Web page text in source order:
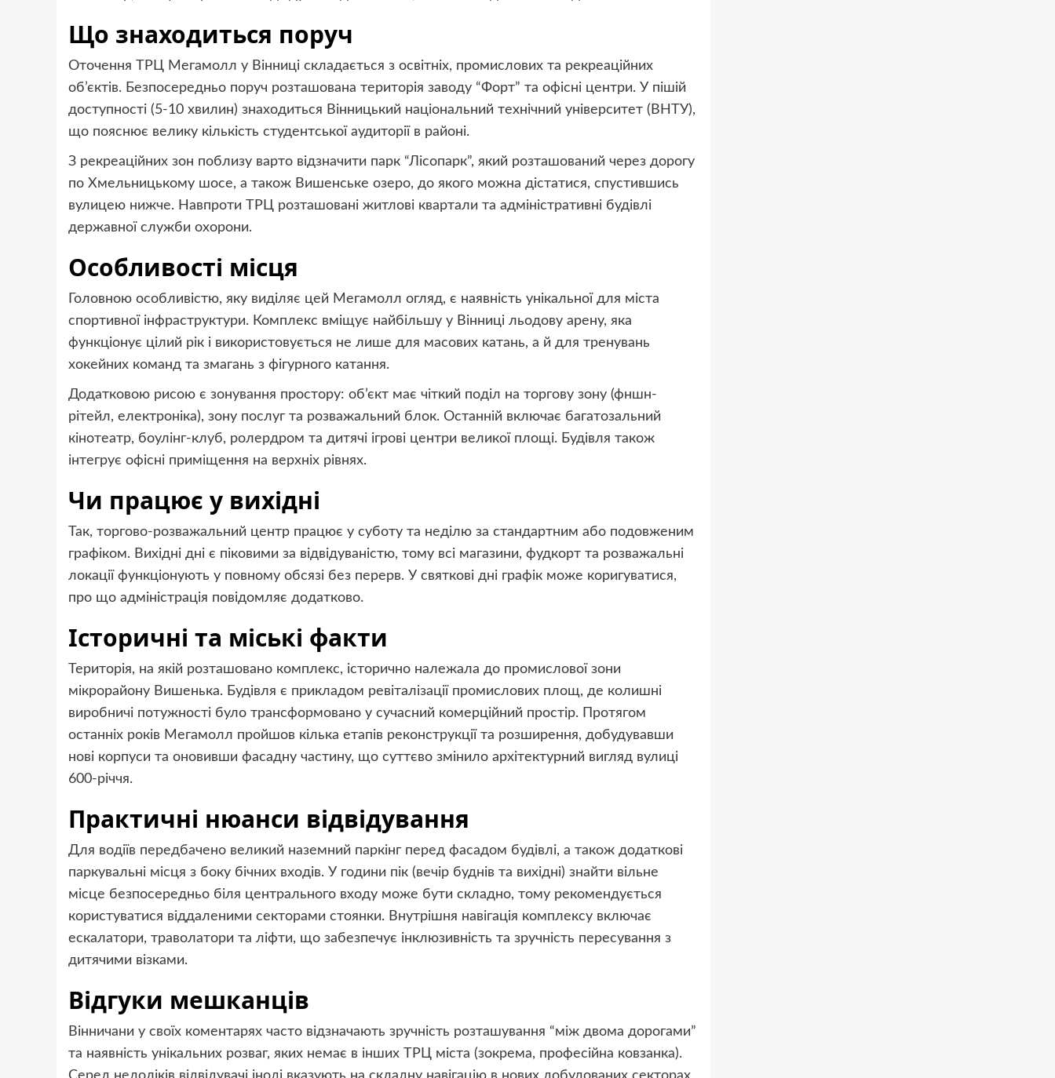
Що знаходиться поруч
Оточення ТРЦ Мегамолл у Вінниці складається з освітніх, промислових та рекреаційних
об’єктів. Безпосередньо поруч розташована територія заводу “Форт” та офісні центри. У пішій
доступності (5-10 хвилин) знаходиться Вінницький національний технічний університет (ВНТУ),
що пояснює велику кількість студентської аудиторії в районі.
З рекреаційних зон поблизу варто відзначити парк “Лісопарк”, який розташований через дорогу
по Хмельницькому шосе, а також Вишенське озеро, до якого можна дістатися, спустившись
вулицею нижче. Навпроти ТРЦ розташовані житлові квартали та адміністративні будівлі
державної служби охорони.
Особливості місця
Головною особливістю, яку виділяє цей Мегамолл огляд, є наявність унікальної для міста
спортивної інфраструктури. Комплекс вміщує найбільшу у Вінниці льодову арену, яка
функціонує цілий рік і використовується не лише для масових катань, а й для тренувань
хокейних команд та змагань з фігурного катання.
Додатковою рисою є зонування простору: об’єкт має чіткий поділ на торгову зону (фншн-
рітейл, електроніка), зону послуг та розважальний блок. Останній включає багатозальний
кінотеатр, боулінг-клуб, ролердром та дитячі ігрові центри великої площі. Будівля також
інтегрує офісні приміщення на верхніх рівнях.
Чи працює у вихідні
Так, торгово-розважальний центр працює у суботу та неділю за стандартним або подовженим
графіком. Вихідні дні є піковими за відвідуваністю, тому всі магазини, фудкорт та розважальні
локації функціонують у повному обсязі без перерв. У святкові дні графік може коригуватися,
про що адміністрація повідомляє додатково.
Історичні та міські факти
Територія, на якій розташовано комплекс, історично належала до промислової зони
мікрорайону Вишенька. Будівля є прикладом ревіталізації промислових площ, де колишні
виробничі потужності було трансформовано у сучасний комерційний простір. Протягом
останніх років Мегамолл пройшов кілька етапів реконструкції та розширення, добудувавши
нові корпуси та оновивши фасадну частину, що суттєво змінило архітектурний вигляд вулиці
600-річчя.
Практичні нюанси відвідування
Для водіїв передбачено великий наземний паркінг перед фасадом будівлі, а також додаткові
паркувальні місця з боку бічних входів. У години пік (вечір буднів та вихідні) знайти вільне
місце безпосередньо біля центрального входу може бути складно, тому рекомендується
користуватися віддаленими секторами стоянки. Внутрішня навігація комплексу включає
ескалатори, траволатори та ліфти, що забезпечує інклюзивність та зручність пересування з
дитячими візками.
Відгуки мешканців
Вінничани у своїх коментарях часто відзначають зручність розташування “між двома дорогами”
та наявність унікальних розваг, яких немає в інших ТРЦ міста (зокрема, професійна ковзанка).